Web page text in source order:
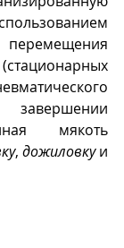
перемещения
мякоть
, дожиловку